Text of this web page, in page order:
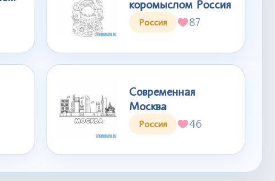
коромыслом Россия
Россия 87
Современная
Москва
Россия 46